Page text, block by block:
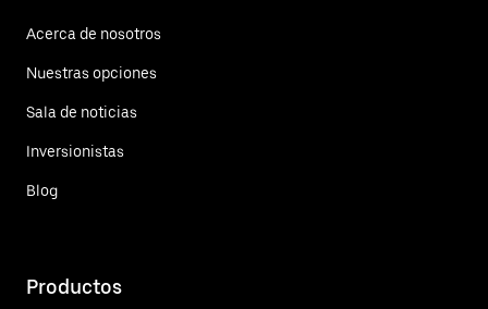
Acerca de nosotros
Nuestras opciones
Sala de noticias
Inversionistas
Blog
Productos